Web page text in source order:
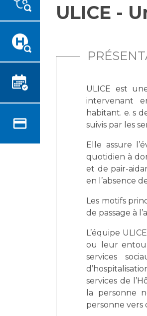
Vous accompagnez,
rendez visite à un
Vous avez un examen
d'imagerie ou de
Vous avez une analyse à
Vous venez en
myaphm, votre espace
Infos COVID-19
Vivre ensemble
Culture à l'hôpital
Laïcité et cultes
Les associations
Livret d'accueil
Salon des familles
Transports sanitaires
Vos droits, vos devoirs
Emplois paramédicaux
Espace Formation
médico-techniques
Emplois divers
Emplois socio-éducatifs
Stages paramédicaux
Chercheurs
La recherche clinique à
Les structures de
ULICE -
ULICE est
intervenant
habitant. e. s
suivis par les
Elle assure
quotidien à
et de pair-
en l’absence
Les motifs
de passage à
L’équipe
ou leur
services
services de
la personne
personne vers